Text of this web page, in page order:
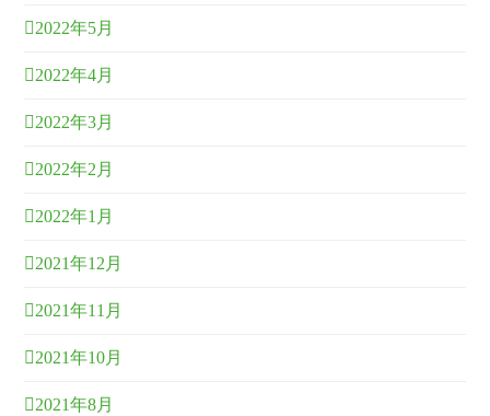
2022年5月
2022年4月
2022年3月
2022年2月
2022年1月
2021年12月
2021年11月
2021年10月
2021年8月